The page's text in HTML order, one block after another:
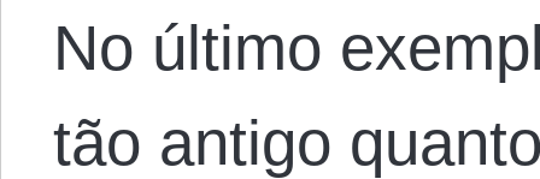
No último
tão antigo